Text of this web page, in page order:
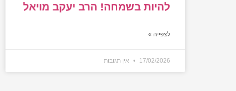
להיות בשמחה! הרב יעקב מויאל
לצפייה »
17/02/2026 אין תגובות